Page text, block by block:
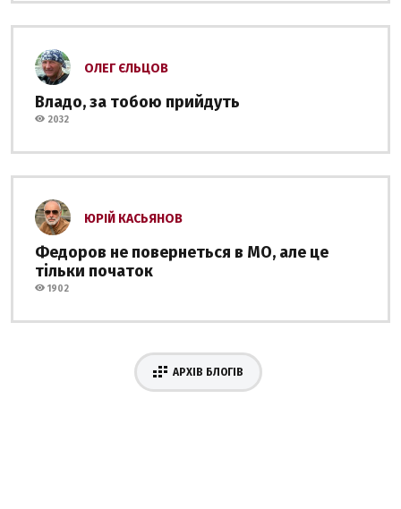
ОЛЕГ ЄЛЬЦОВ
Владо, за тобою прийдуть
2032
ЮРІЙ КАСЬЯНОВ
Федоров не повернеться в МО, але це
тільки початок
1902
АРХІВ БЛОГІВ